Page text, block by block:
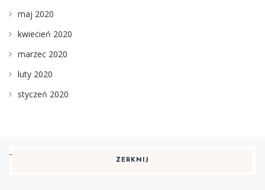
maj 2020
kwiecień 2020
marzec 2020
luty 2020
styczeń 2020
ZERKNIJ